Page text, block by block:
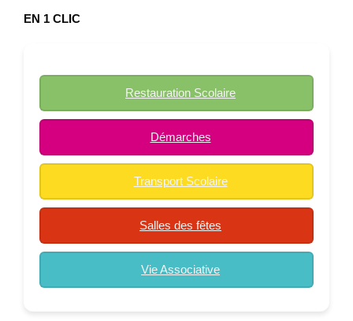
EN 1 CLIC
Restauration Scolaire
Démarches
Transport Scolaire
Salles des fêtes
Vie Associative